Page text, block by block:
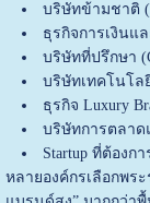
บริษัทข้ามชาติ
ธุรกิจการเงินแ
บริษัทที่ปรึกษา
บริษัทเทคโนโล
ธุรกิจ Luxury
บริษัทการตลาด
Startup ที่ต้องก
หลายองค์กรเลือกพระ